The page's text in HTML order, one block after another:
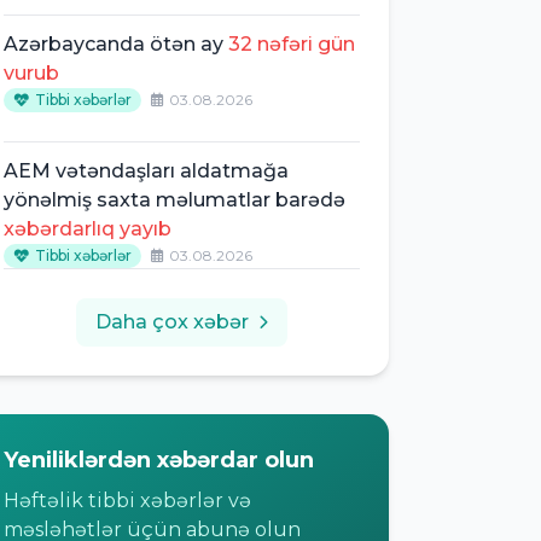
Azərbaycanda ötən ay32 nəfəri gün
vurub
Tibbi xəbərlər 03.08.2026
AEM vətəndaşları aldatmağa
yönəlmiş saxta məlumatlar barədə
xəbərdarlıq yayıb
Tibbi xəbərlər 03.08.2026
Daha çox xəbər
Yeniliklərdən xəbərdar olun
Həftəlik tibbi xəbərlər və
məsləhətlər üçün abunə olun